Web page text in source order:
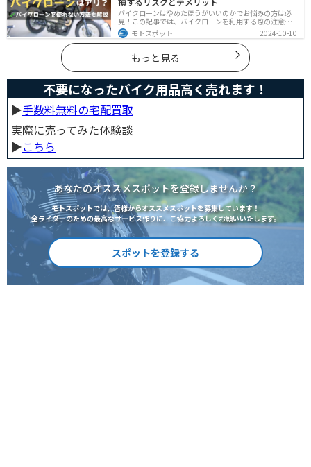
バイクローンはやめたほうがいいのかでお悩みの方は必
見！この記事では、バイクローンを利用する際の注意点
や失敗しない選び方を解説しています。実は、バイクロ
ーンの選び方にはコツがあります。この記事を読めば、
自分に合った賢い選択をすることが可能です。
モトスポット 2024-10-10
もっと見る
不要になったバイク用品高く売れます！
▶︎手数料無料の宅配買取
実際に売ってみた体験談
▶︎こちら
あなたのオススメスポットを登録しませんか？
モトスポットでは、皆様からオススメスポットを募集しています！
全ライダーのための最高なサービス作りに、ご協力よろしくお願いいたします。
スポットを登録する